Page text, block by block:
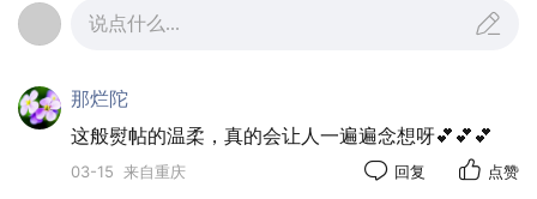
说点什么...
那烂陀
这般熨帖的温柔，真的会让人一遍遍念想呀💕💕💕
03-15 来自重庆 回复 点赞